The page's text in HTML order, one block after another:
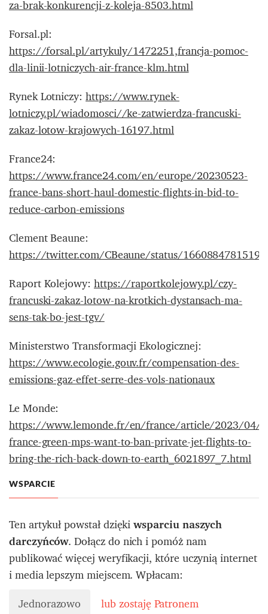
za-brak-konkurencji-z-koleja-8503.html
Forsal.pl:
https://forsal.pl/artykuly/1472251,francja-pomoc-
dla-linii-lotniczych-air-france-klm.html
Rynek Lotniczy: https://www.rynek-
lotniczy.pl/wiadomosci//ke-zatwierdza-francuski-
zakaz-lotow-krajowych-16197.html
France24:
https://www.france24.com/en/europe/20230523-
france-bans-short-haul-domestic-flights-in-bid-to-
reduce-carbon-emissions
Clement Beaune:
https://twitter.com/CBeaune/status/
Raport Kolejowy: https://raportkolejowy.pl/czy-
francuski-zakaz-lotow-na-krotkich-dystansach-ma-
sens-tak-bo-jest-tgv/
Ministerstwo Transformacji Ekologicznej:
https://www.ecologie.gouv.fr/compensation-des-
emissions-gaz-effet-serre-des-vols-nationaux
Le Monde:
https://www.lemonde.fr/en/france/article/2023/04/
france-green-mps-want-to-ban-private-jet-flights-to-
bring-the-rich-back-down-to-earth_6021897_7.html
WSPARCIE
Ten artykuł powstał dziękiwsparciu naszych
darczyńców. Dołącz do nich i pomóż nam
publikować więcej weryfikacji, które uczynią internet
i media lepszym miejscem. Wpłacam:
Jednorazowo
lub zostaję Patronem